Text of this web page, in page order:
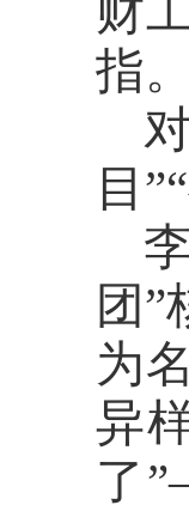
财
指。
目
团
为
异
了